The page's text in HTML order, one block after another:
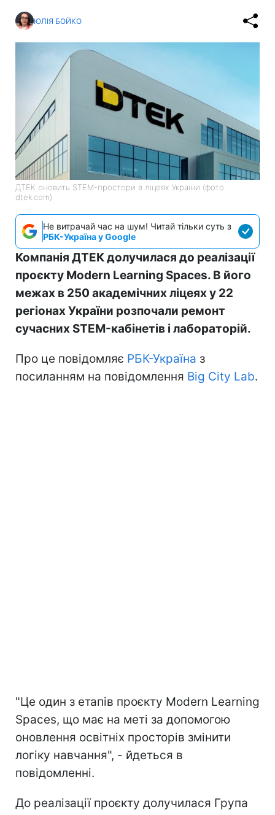
ЮЛІЯ БОЙКО
ДТЕК оновить STEM-простори в ліцеях України (фото:
dtek.com)
Не витрачай час на шум! Читай тільки суть з
РБК-Україна у Google
Компанія ДТЕК долучилася до реалізації
проєкту Modern Learning Spaces. В його
межах в 250 академічних ліцеях у 22
регіонах України розпочали ремонт
сучасних STEM-кабінетів і лабораторій.
Про це повідомляє РБК-Україна з
посиланням на повідомлення Big City Lab.
"Це один з етапів проєкту Modern Learning
Spaces, що має на меті за допомогою
оновлення освітніх просторів змінити
логіку навчання", - йдеться в
повідомленні.
До реалізації проєкту долучилася Група